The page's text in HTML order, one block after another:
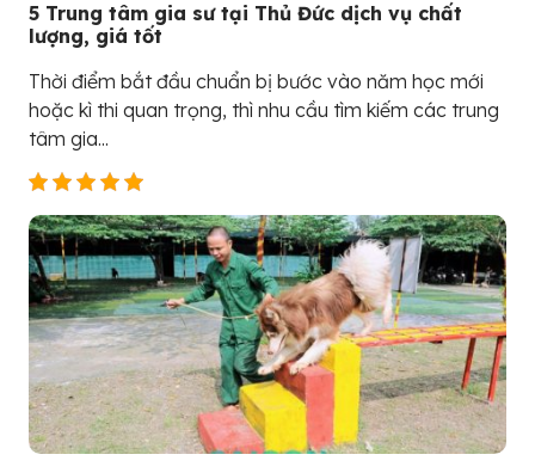
5 Trung tâm gia sư tại Thủ Đức dịch vụ chất
lượng, giá tốt
Thời điểm bắt đầu chuẩn bị bước vào năm học mới
hoặc kì thi quan trọng, thì nhu cầu tìm kiếm các trung
tâm gia...